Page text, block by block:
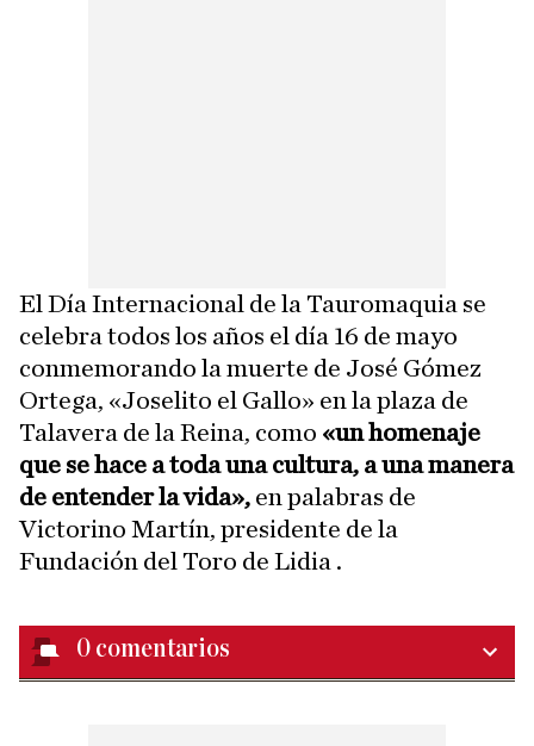
El Día Internacional de la Tauromaquia se
celebra todos los años el día 16 de mayo
conmemorando la muerte de José Gómez
Ortega, «Joselito el Gallo» en la plaza de
Talavera de la Reina, como «un homenaje
que se hace a toda una cultura, a una manera
de entender la vida», en palabras de
Victorino Martín, presidente de la
Fundación del Toro de Lidia .
0 comentarios